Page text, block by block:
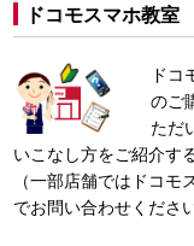
ドコモスマホ教室
ドコ
のご
ただ
いこなし方をご紹介す
（一部店舗ではドコモ
でお問い合わせくださ